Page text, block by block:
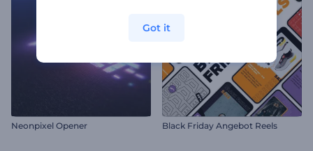
Neonpixel Opener Black Friday Angebot Reels
Got it